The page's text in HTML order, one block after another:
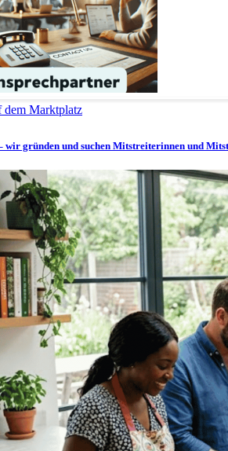
dem Marktplatz
wir gründen und suchen Mitstreiterinnen und